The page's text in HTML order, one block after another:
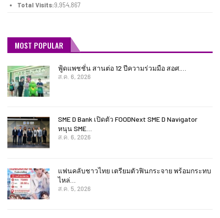
Total Visits:9,954,867
MOST POPULAR
ฟู้ดแพชชั่น สานต่อ 12 ปีความร่วมมือ สอศ.…
ส.ค. 6, 2026
SME D Bank เปิดตัว FOODNext SME D Navigator
หนุน SME…
ส.ค. 6, 2026
แฟนคลับชาวไทย เตรียมตัวฟินกระจาย พร้อมกระทบ
ไหล่…
ส.ค. 5, 2026